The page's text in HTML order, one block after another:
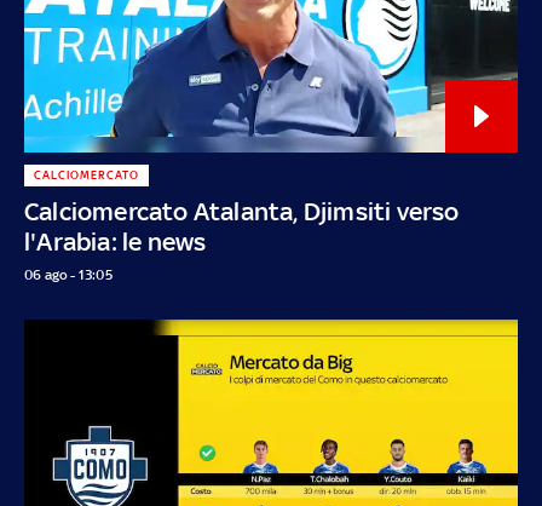
Calciomercato Atalanta, Djimsiti verso
l'Arabia: le news
CALCIOMERCATO
06 ago - 13:05